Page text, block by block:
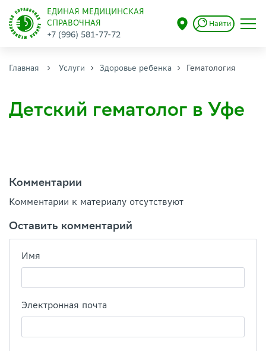
ЕДИНАЯ МЕДИЦИНСКАЯ
СПРАВОЧНАЯ
+7 (996) 581-77-72
Найти
Главная Услуги Здоровье ребенка Гематология
Детский гематолог в Уфе
Комментарии
Комментарии к материалу отсутствуют
Оставить комментарий
Имя
Электронная почта